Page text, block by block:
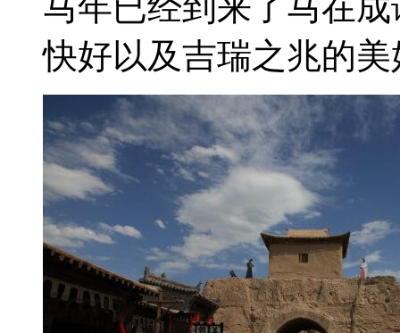
马年已经到来了马在
快好以及吉瑞之兆的